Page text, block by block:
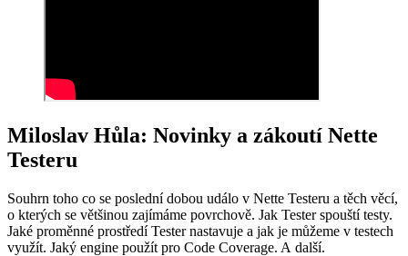
Miloslav Hůla: Novinky a zákoutí Nette
Testeru
Souhrn toho co se poslední dobou událo v Nette Testeru a těch věcí,
o kterých se většinou zajímáme povrchově. Jak Tester spouští testy.
Jaké proměnné prostředí Tester nastavuje a jak je můžeme v testech
využít. Jaký engine použít pro Code Coverage. A další.